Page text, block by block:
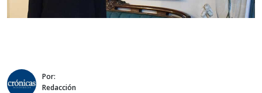
Por:
Redacción